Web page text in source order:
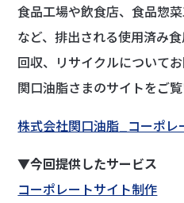
食品工場や飲食店、食品惣
など、排出される使用済み
回収、リサイクルについて
関口油脂さまのサイトをご
株式会社関口油脂_コーポレ
▼今回提供したサービス
コーポレートサイト制作